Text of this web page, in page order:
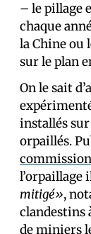
– le pillage
chaque
la Chine ou
sur le plan
On le sait
installés
orpaillés.
l’orpaillage
mitigé»,
clandestins
de miniers